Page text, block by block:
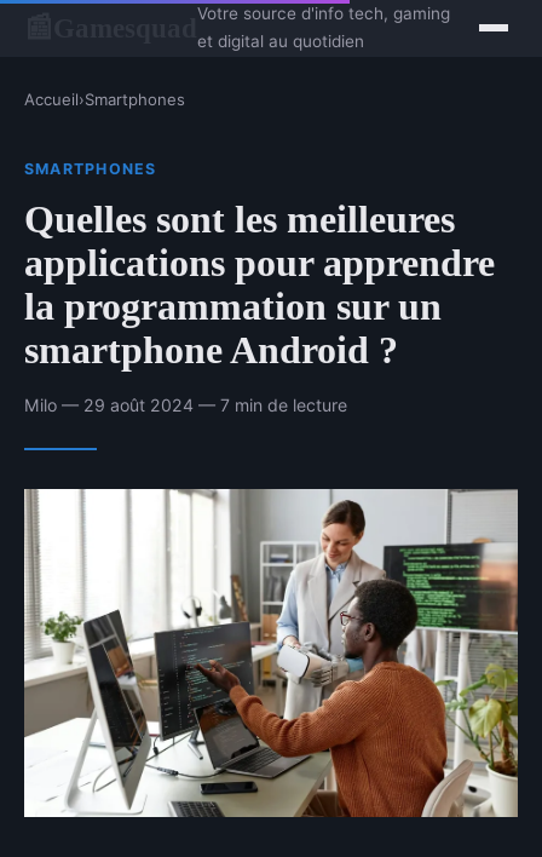
Votre source d'info tech, gaming
et digital au quotidien
Accueil›Smartphones
SMARTPHONES
Quelles sont les meilleures
applications pour apprendre
la programmation sur un
smartphone Android ?
Milo — 29 août 2024 — 7 min de lecture